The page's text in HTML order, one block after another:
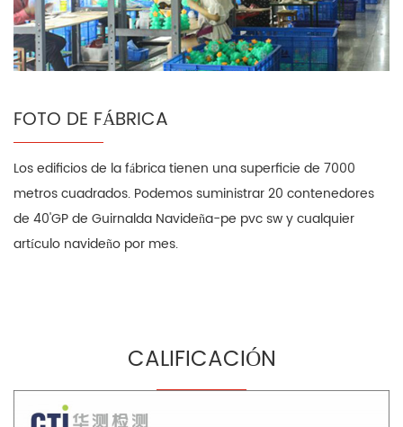
FOTO DE FÁBRICA
Los edificios de la fábrica tienen una superficie de 7000
metros cuadrados. Podemos suministrar 20 contenedores
de 40'GP de Guirnalda Navideña-pe pvc sw y cualquier
artículo navideño por mes.
CALIFICACIÓN